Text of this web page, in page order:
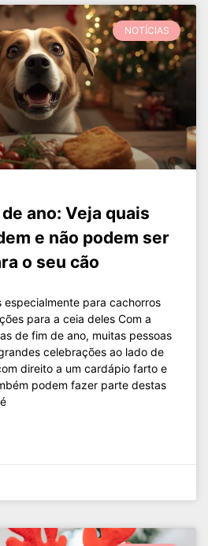
NOTÍCIAS
ano: Veja quais
e não podem ser
o seu cão
especialmente para cachorros
para a ceia deles Com a
de fim de ano, muitas pessoas
celebrações ao lado de
direito a um cardápio farto e
podem fazer parte destas